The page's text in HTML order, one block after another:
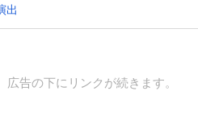
出
広告の下にリンクが続きます。